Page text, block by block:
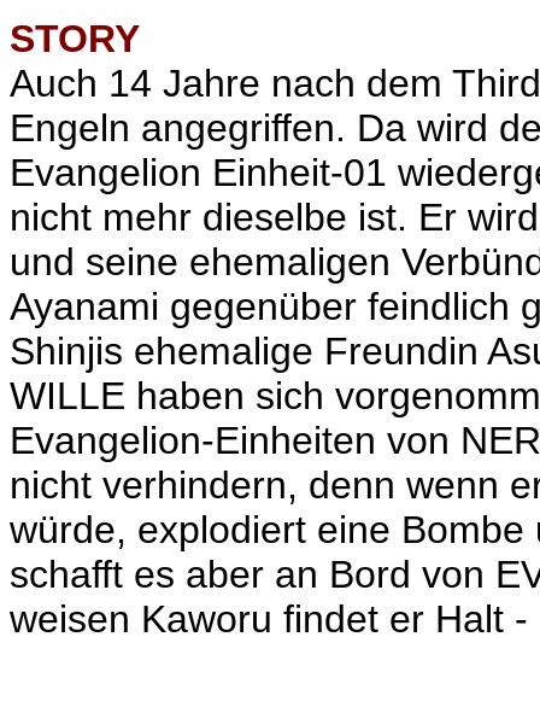
STORY
Auch 14 Jahre nach dem
Engeln angegriffen. Da wird
Evangelion Einheit-01
nicht mehr dieselbe ist. Er
und seine ehemaligen
Ayanami gegenüber feindlich
Shinjis ehemalige Freundin
WILLE haben sich
Evangelion-Einheiten von
nicht verhindern, denn wenn
würde, explodiert eine
schafft es aber an Bord von
weisen Kaworu findet er Halt